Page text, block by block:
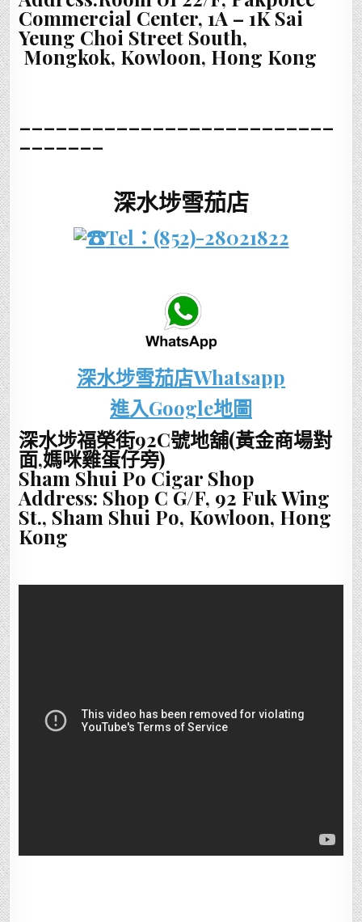
Commercial Center, 1A – 1K Sai
Yeung Choi Street South,
Mongkok, Kowloon, Hong Kong
_______
深水埗雪茄店
Tel：(852)-28021822
深水埗雪茄店Whatsapp
進入Google地圖
深水埗福榮街92C號地舖(黃金商場對
面,媽咪雞蛋仔旁)
Sham Shui Po Cigar Shop
Address: Shop C G/F, 92 Fuk Wing
St., Sham Shui Po, Kowloon, Hong
Kong